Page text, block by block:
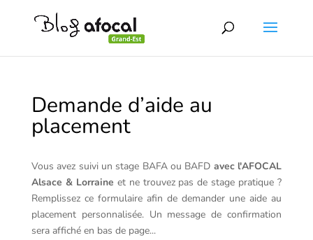
Demande d’aide au
placement
Vous avez suivi un stage BAFA ou BAFD avec l'AFOCAL
Alsace & Lorraine et ne trouvez pas de stage pratique ?
Remplissez ce formulaire afin de demander une aide au
placement personnalisée. Un message de confirmation
sera affiché en bas de page...